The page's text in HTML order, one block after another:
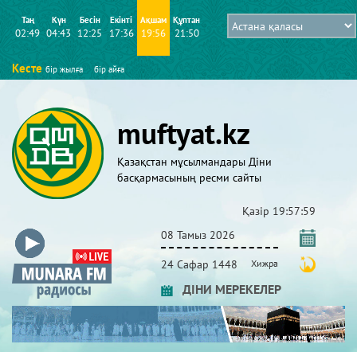
Таң
02:49
Күн
04:43
Бесін
12:25
Екінті
17:36
Ақшам
19:56
Құптан
21:50
Кесте бір жылға бір айға
muftyat.kz
Қазақстан мұсылмандары Діни
басқармасының ресми сайты
Қазір 19:58:00
08 Тамыз 2026
24 Сафар 1448 Хижра
ДІНИ МЕРЕКЕЛЕР